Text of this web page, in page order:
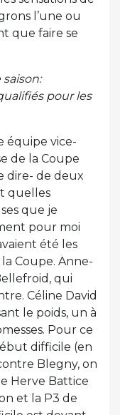
l’une ou
que faire se
pour les
équipe vice-
de la Coupe
dire- de deux
quelles
que je
pour moi
été les
Coupe. Anne-
qui
Céline David
le poids, un à
Pour ce
difficile (en
Blegny, on
Herve Battice
et la P3 de